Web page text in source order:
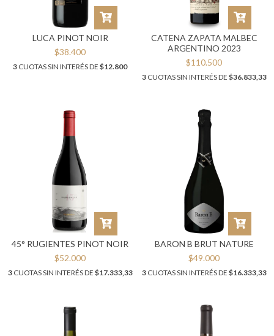
LUCA PINOT NOIR
$38.400
3 CUOTAS SIN INTERÉS DE $12.800
CATENA ZAPATA MALBEC
ARGENTINO 2023
$110.500
3CUOTAS SIN INTERÉS DE $36.833,33
45° RUGIENTES PINOT NOIR
$52.000
3CUOTAS SIN INTERÉS DE $17.333,33
BARON B BRUT NATURE
$49.000
3CUOTAS SIN INTERÉS DE $16.333,33